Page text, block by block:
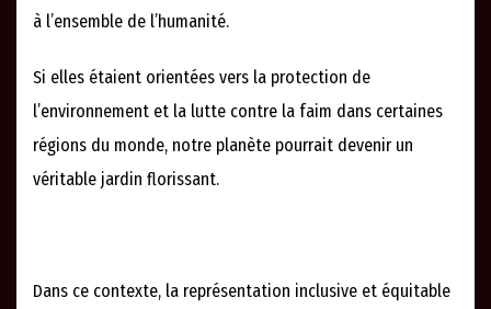
à l’ensemble de l’humanité.
Si elles étaient orientées vers la protection de
l’environnement et la lutte contre la faim dans certaines
régions du monde, notre planète pourrait devenir un
véritable jardin florissant.
Dans ce contexte, la représentation inclusive et équitable